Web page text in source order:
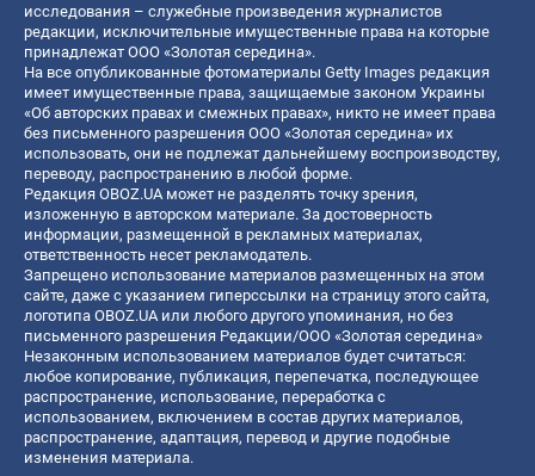
исследования – служебные произведения журналистов
редакции, исключительные имущественные права на которые
принадлежат ООО «Золотая середина».
На все опубликованные фотоматериалы Getty Images редакция
имеет имущественные права, защищаемые законом Украины
«Об авторских правах и смежных правах», никто не имеет права
без письменного разрешения ООО «Золотая середина» их
использовать, они не подлежат дальнейшему воспроизводству,
переводу, распространению в любой форме.
Редакция OBOZ.UA может не разделять точку зрения,
изложенную в авторском материале. За достоверность
информации, размещенной в рекламных материалах,
ответственность несет рекламодатель.
Запрещено использование материалов размещенных на этом
сайте, даже с указанием гиперссылки на страницу этого сайта,
логотипа OBOZ.UA или любого другого упоминания, но без
письменного разрешения Редакции/ООО «Золотая середина»
Незаконным использованием материалов будет считаться:
любое копирование, публикация, перепечатка, последующее
распространение, использование, переработка с
использованием, включением в состав других материалов,
распространение, адаптация, перевод и другие подобные
изменения материала.